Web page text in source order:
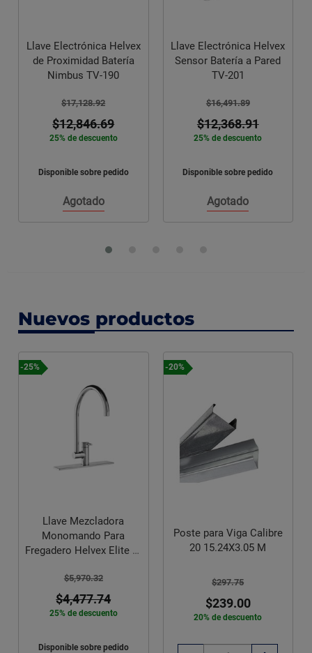
Llave Electrónica Helvex
de Proximidad Batería
Nimbus TV-190
$17,128.92
$12,846.69
25% de descuento
Disponible sobre pedido
Agotado
Llave Electrónica Helvex
Sensor Batería a Pared
TV-201
$16,491.89
$12,368.91
25% de descuento
Disponible sobre pedido
Agotado
Nuevos productos
-25%
Llave Mezcladora
Monomando Para
Fregadero Helvex Elite E-
$5,970.32
$4,477.74
25% de descuento
Disponible sobre pedido
-20%
Poste para Viga Calibre
20 15.24X3.05 M
$297.75
$239.00
20% de descuento